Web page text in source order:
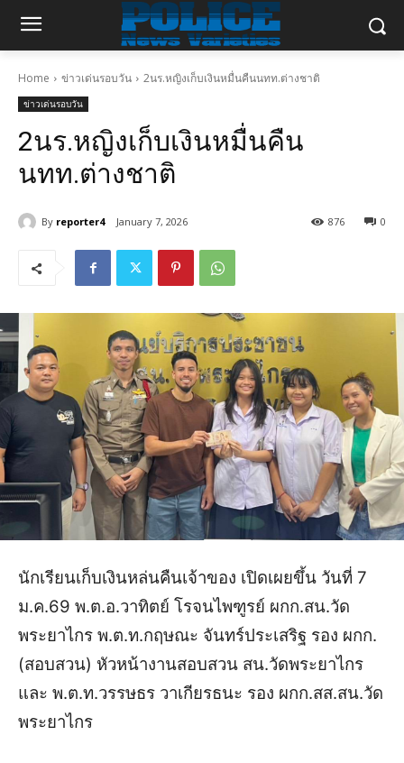
Home ข่าวเด่นรอบวัน 2นร.หญิงเก็บเงินหมื่นคืนนทท.ต่างชาติ
ข่าวเด่นรอบวัน
2นร.หญิงเก็บเงินหมื่นคืน
นทท.ต่างชาติ
By reporter4 January 7, 2026 0
876
นักเรียนเก็บเงินหล่นคืนเจ้าของ เปิดเผยขึ้น วันที่ 7
ม.ค.69 พ.ต.อ.วาทิตย์ โรจนไพฑูรย์ ผกก.สน.วัด
พระยาไกร พ.ต.ท.กฤษณะ จันทร์ประเสริฐ รอง ผกก.
(สอบสวน) หัวหน้างานสอบสวน สน.วัดพระยาไกร
และ พ.ต.ท.วรรษธร วาเกียรธนะ รอง ผกก.สส.สน.วัด
พระยาไกร